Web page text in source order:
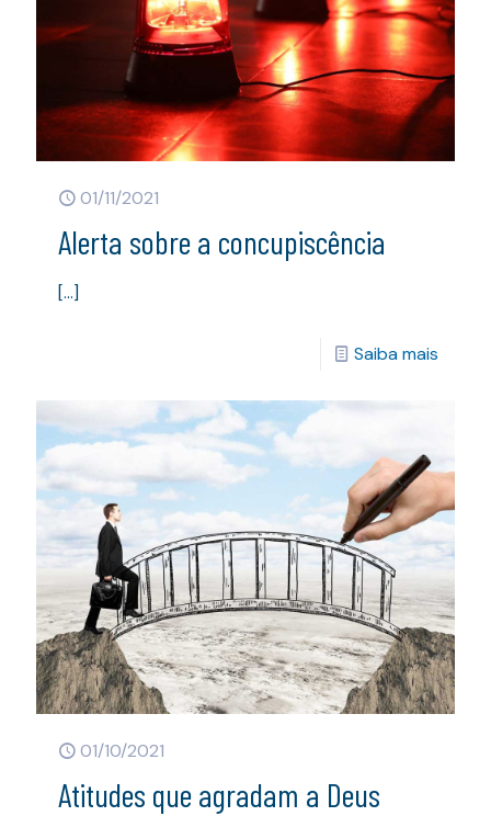
01/11/2021
Alerta sobre a concupiscência
[…]
Saiba mais
01/10/2021
Atitudes que agradam a Deus